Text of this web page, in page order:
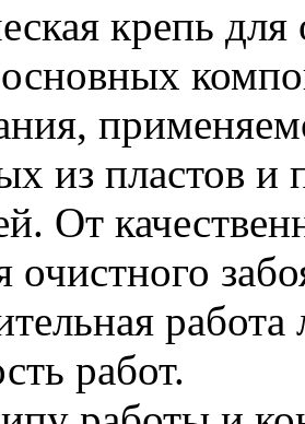
крепь для
из пластов и
От
очистного
работ.